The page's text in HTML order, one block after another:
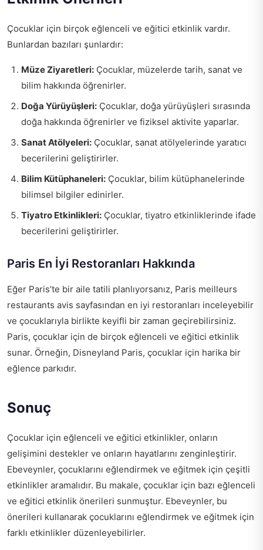
Çocuklar için birçok eğlenceli ve eğitici etkinlik vardır.
Bunlardan bazıları şunlardır:
Müze Ziyaretleri: Çocuklar, müzelerde tarih, sanat ve
bilim hakkında öğrenirler.
Doğa Yürüyüşleri: Çocuklar, doğa yürüyüşleri sırasında
doğa hakkında öğrenirler ve fiziksel aktivite yaparlar.
Sanat Atölyeleri: Çocuklar, sanat atölyelerinde yaratıcı
becerilerini geliştirirler.
Bilim Kütüphaneleri: Çocuklar, bilim kütüphanelerinde
bilimsel bilgiler edinirler.
Tiyatro Etkinlikleri: Çocuklar, tiyatro etkinliklerinde ifade
becerilerini geliştirirler.
Paris En İyi Restoranları Hakkında
Eğer Paris’te bir aile tatili planlıyorsanız, Paris meilleurs
restaurants avis sayfasından en iyi restoranları inceleyebilir
ve çocuklarıyla birlikte keyifli bir zaman geçirebilirsiniz.
Paris, çocuklar için de birçok eğlenceli ve eğitici etkinlik
sunar. Örneğin, Disneyland Paris, çocuklar için harika bir
eğlence parkıdır.
Sonuç
Çocuklar için eğlenceli ve eğitici etkinlikler, onların
gelişimini destekler ve onların hayatlarını zenginleştirir.
Ebeveynler, çocuklarını eğlendirmek ve eğitmek için çeşitli
etkinlikler aramalıdır. Bu makale, çocuklar için bazı eğlenceli
ve eğitici etkinlik önerileri sunmuştur. Ebeveynler, bu
önerileri kullanarak çocuklarını eğlendirmek ve eğitmek için
farklı etkinlikler düzenleyebilirler.